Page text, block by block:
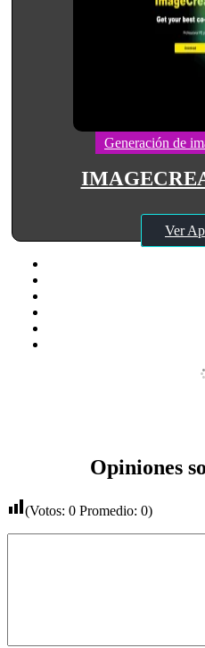
Generación de
Ver
Opiniones
(Votos: 0 Promedio: 0)